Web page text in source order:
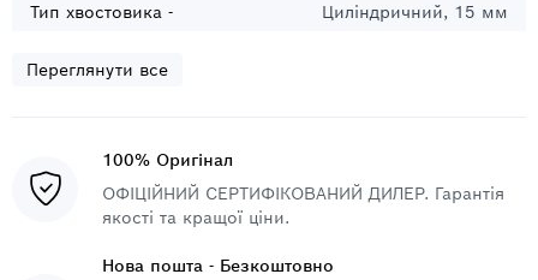
Тип хвостовика -
Циліндричний, 15 мм
Переглянути все
100% Оригінал
ОФІЦІЙНИЙ СЕРТИФІКОВАНИЙ ДИЛЕР. Гарантія
якості та кращої ціни.
Нова пошта - Безкоштовно